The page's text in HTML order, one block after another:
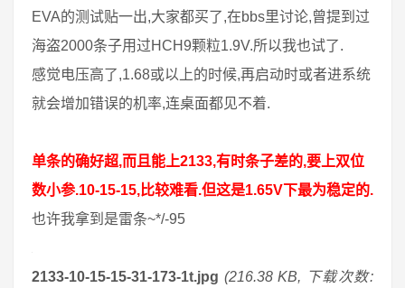
EVA的测试贴一出,大家都买了,在bbs里讨论,曾提到过
海盗2000条子用过HCH9颗粒1.9V.所以我也试了.
感觉电压高了,1.68或以上的时候,再启动时或者进系统
就会增加错误的机率,连桌面都见不着.
单条的确好超,而且能上2133,有时条子差的,要上双位
数小参.10-15-15,比较难看.但这是1.65V下最为稳定的.
也许我拿到是雷条~*/-95
2133-10-15-15-31-173-1t.jpg (216.38 KB, 下载次数: